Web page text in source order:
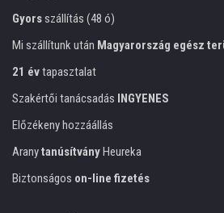
Gyorsszállítás (48 ó)
Mi szállítunk után Magyarország egész
21 évtapasztalat
Szakértői tanácsadás
INGYENES
Előzékeny hozzáállás
Aranytanúsítvány Heureka
Biztonságos on-line fizetés